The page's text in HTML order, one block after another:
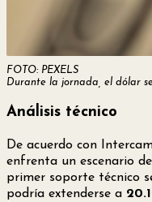
FOTO: PEXELS
Durante la jornada, el dólar
Análisis técnico
De acuerdo con
enfrenta un escenario de
primer soporte técnico
podría extenderse a